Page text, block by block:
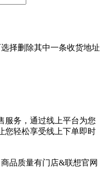
择删除其中一条收货地址
服务，通过线上平台为您
您轻松享受线上下单即时
品质量有门店&联想官网